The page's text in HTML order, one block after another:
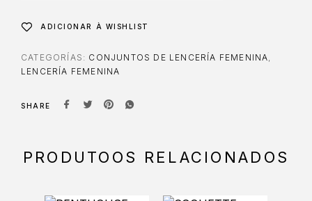
ADICIONAR À WISHLIST
CATEGORÍAS: CONJUNTOS DE LENCERÍA FEMENINA
LENCERÍA FEMENINA
SHARE
PRODUTOOS RELACIONADOS